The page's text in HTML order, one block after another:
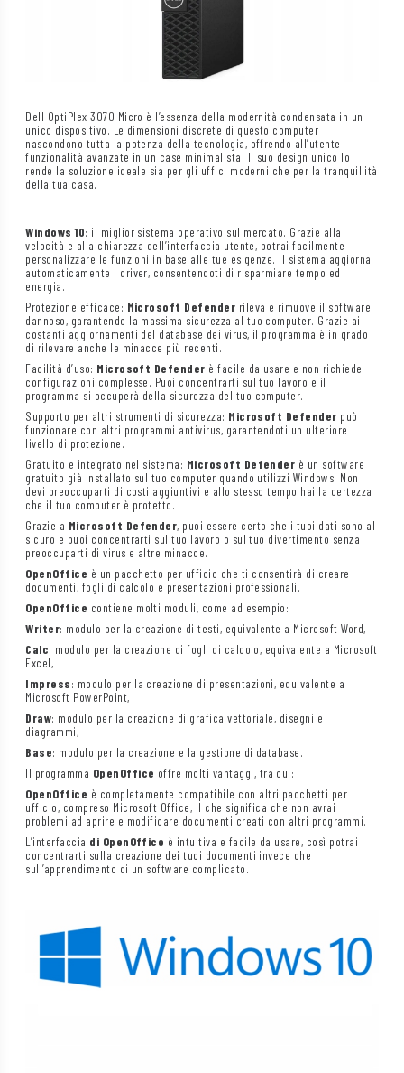
Dell OptiPlex 3070 Micro è l’essenza della modernità condensata in un
unico dispositivo. Le dimensioni discrete di questo computer
nascondono tutta la potenza della tecnologia, offrendo all’utente
funzionalità avanzate in un case minimalista. Il suo design unico lo
rende la soluzione ideale sia per gli uffici moderni che per la tranquillità
della tua casa.
Windows 10: il miglior sistema operativo sul mercato. Grazie alla
velocità e alla chiarezza dell’interfaccia utente, potrai facilmente
personalizzare le funzioni in base alle tue esigenze. Il sistema aggiorna
automaticamente i driver, consentendoti di risparmiare tempo ed
energia.
Protezione efficace: Microsoft Defender rileva e rimuove il software
dannoso, garantendo la massima sicurezza al tuo computer. Grazie ai
costanti aggiornamenti del database dei virus, il programma è in grado
di rilevare anche le minacce più recenti.
Facilità d’uso: Microsoft Defender è facile da usare e non richiede
configurazioni complesse. Puoi concentrarti sul tuo lavoro e il
programma si occuperà della sicurezza del tuo computer.
Supporto per altri strumenti di sicurezza: Microsoft Defender può
funzionare con altri programmi antivirus, garantendoti un ulteriore
livello di protezione.
Gratuito e integrato nel sistema: Microsoft Defender è un software
gratuito già installato sul tuo computer quando utilizzi Windows. Non
devi preoccuparti di costi aggiuntivi e allo stesso tempo hai la certezza
che il tuo computer è protetto.
Grazie a Microsoft Defender, puoi essere certo che i tuoi dati sono al
sicuro e puoi concentrarti sul tuo lavoro o sul tuo divertimento senza
preoccuparti di virus e altre minacce.
OpenOffice è un pacchetto per ufficio che ti consentirà di creare
documenti, fogli di calcolo e presentazioni professionali.
OpenOffice contiene molti moduli, come ad esempio:
Writer: modulo per la creazione di testi, equivalente a Microsoft Word,
Calc: modulo per la creazione di fogli di calcolo, equivalente a Microsoft
Excel,
Impress: modulo per la creazione di presentazioni, equivalente a
Microsoft PowerPoint,
Draw: modulo per la creazione di grafica vettoriale, disegni e
diagrammi,
Base: modulo per la creazione e la gestione di database.
Il programma OpenOffice offre molti vantaggi, tra cui:
OpenOffice è completamente compatibile con altri pacchetti per
ufficio, compreso Microsoft Office, il che significa che non avrai
problemi ad aprire e modificare documenti creati con altri programmi.
L’interfaccia di OpenOffice è intuitiva e facile da usare, così potrai
concentrarti sulla creazione dei tuoi documenti invece che
sull’apprendimento di un software complicato.